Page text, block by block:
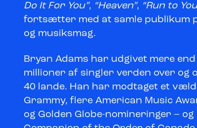
Do It For You”, “Heaven”, “Run to
fortsætter med at samle publikum
og musiksmag.
Bryan Adams har udgivet mere
millioner af singler verden over og
40 lande. Han har modtaget et
Grammy, flere American Music
og Golden Globe-nomineringer –